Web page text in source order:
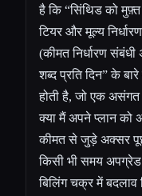
है कि “सिंथिड को
टियर और मूल्य
(कीमत निर्धारण
शब्द प्रति दिन” के
होती है, जो एक
क्या मैं अपने प्लान को
कीमत से जुड़े अक्सर
किसी भी समय
बिलिंग चक्र में